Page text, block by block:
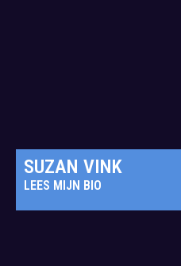
SUZAN VINK
LEES MIJN BIO